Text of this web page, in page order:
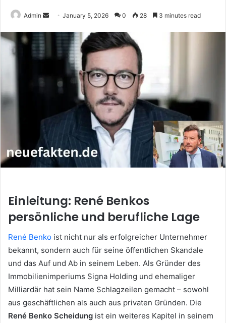
Admin
Send
email
January 5, 2026 0 28 3 minutes read
Einleitung: René Benkos
persönliche und berufliche Lage
René Benko ist nicht nur als erfolgreicher Unternehmer
bekannt, sondern auch für seine öffentlichen Skandale
und das Auf und Ab in seinem Leben. Als Gründer des
Immobilienimperiums Signa Holding und ehemaliger
Milliardär hat sein Name Schlagzeilen gemacht – sowohl
aus geschäftlichen als auch aus privaten Gründen. Die
René Benko Scheidung ist ein weiteres Kapitel in seinem